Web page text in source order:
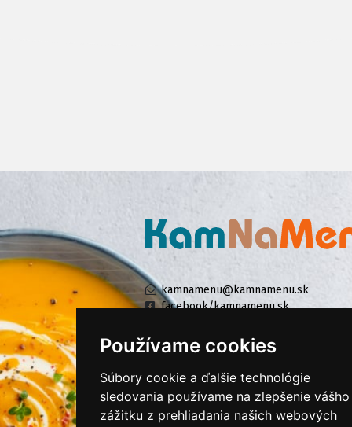
Používame cookies
Súbory cookie a ďalšie technológie
sledovania používame na zlepšenie vášho
zážitku z prehliadania našich webových
kamnamenu@kamnamenu.sk
facebook/kamnamenu.sk
KONTAKTUJTE NÁS